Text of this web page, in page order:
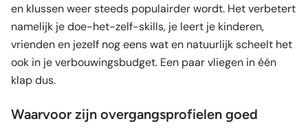
en klussen weer steeds populairder wordt. Het verbetert
namelijk je doe-het-zelf-skills, je leert je kinderen,
vrienden en jezelf nog eens wat en natuurlijk scheelt het
ook in je verbouwingsbudget. Een paar vliegen in één
klap dus.
Waarvoor zijn overgangsprofielen goed